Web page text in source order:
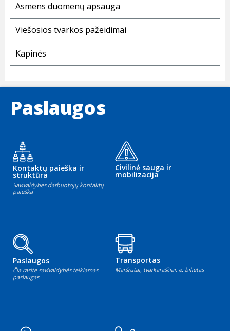
Asmens duomenų apsauga
Viešosios tvarkos pažeidimai
Kapinės
Paslaugos
Kontaktų paieška ir
struktūra
Savivaldybės darbuotojų kontaktų
paieška
Civilinė sauga ir
mobilizacija
Paslaugos
Čia rasite savivaldybės teikiamas
paslaugas
Transportas
Maršrutai, tvarkaraščiai, e. bilietas